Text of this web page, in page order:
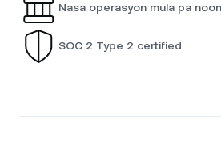
Nasa operasyon mula pa
SOC 2 Type 2 certified